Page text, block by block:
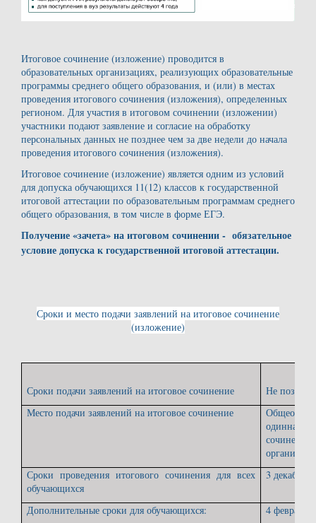
Итоговое сочинение (изложение) проводится в
образовательных организациях, реализующих образовательные
программы среднего общего образования, и (или) в местах
проведения итогового сочинения (изложения), определенных
регионом. Для участия в итоговом сочинении (изложении)
участники подают заявление и согласие на обработку
персональных данных не позднее чем за две недели до начала
проведения итогового сочинения (изложения).
Итоговое сочинение (изложение) является одним из условий
для допуска обучающихся 11(12) классов к государственной
итоговой аттестации по образовательным программам среднего
общего образования, в том числе в форме ЕГЭ.
Получение «зачета» на итоговом сочинении - обязательное
условие допуска к государственной итоговой аттестации.
Сроки и место подачи заявлений на итоговое сочинение
(изложение)
Сроки подачи заявлений на итоговое сочинение
Не
Место подачи заявлений на итоговое сочинение
сочинение
Сроки проведения итогового сочинения для всех
обучающихся
3 декабря
Дополнительные сроки для обучающихся:
4 февраля